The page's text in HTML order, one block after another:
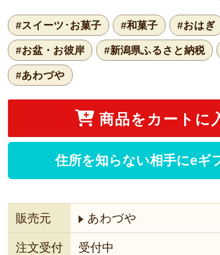
#スイーツ･お菓子 #和菓子 #おはぎ
#お盆・お彼岸 #新潟県ふるさと納税
#あわづや
商品をカートに
住所を知らない相手にeギ
販売元 あわづや
注文受付 受付中